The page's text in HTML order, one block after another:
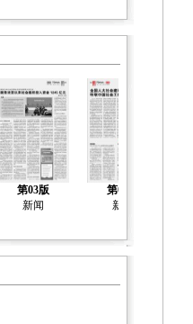
第03版
新闻
第04版
新闻